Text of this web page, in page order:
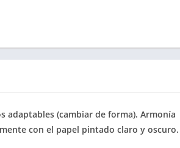
adaptables (cambiar de forma). Armonía
con el papel pintado claro y oscuro.